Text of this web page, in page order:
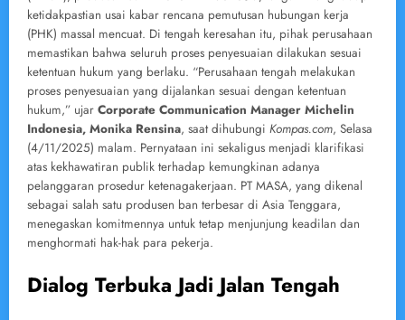
ketidakpastian usai kabar rencana pemutusan hubungan kerja
(PHK) massal mencuat. Di tengah keresahan itu, pihak perusahaan
memastikan bahwa seluruh proses penyesuaian dilakukan sesuai
ketentuan hukum yang berlaku. “Perusahaan tengah melakukan
proses penyesuaian yang dijalankan sesuai dengan ketentuan
hukum,” ujar Corporate Communication Manager Michelin
Indonesia, Monika Rensina, saat dihubungi Kompas.com, Selasa
(4/11/2025) malam. Pernyataan ini sekaligus menjadi klarifikasi
atas kekhawatiran publik terhadap kemungkinan adanya
pelanggaran prosedur ketenagakerjaan. PT MASA, yang dikenal
sebagai salah satu produsen ban terbesar di Asia Tenggara,
menegaskan komitmennya untuk tetap menjunjung keadilan dan
menghormati hak-hak para pekerja.
Dialog Terbuka Jadi Jalan Tengah